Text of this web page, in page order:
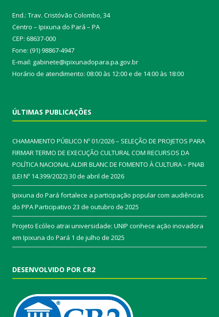
End.: Trav. Cristóvão Colombo, 34
Centro – Ipixuna do Pará – PA
CEP: 68637-000
Fone: (91) 98867-4947
E-mail: gabinete@ipixunadopara.pa.gov.br
Horário de atendimento: 08:00 às 12:00 e de 14:00 às 18:00
ÚLTIMAS PUBLICAÇÕES
CHAMAMENTO PÚBLICO Nº 01/2026 – SELEÇÃO DE PROJETOS PARA
FIRMAR TERMO DE EXECUÇÃO CULTURAL COM RECURSOS DA
POLÍTICA NACIONAL ALDIR BLANC DE FOMENTO À CULTURA – PNAB
(LEI Nº 14.399/2022)30 de abril de 2026
Ipixuna do Pará fortalece a participação popular com audiências
do PPA Participativo 23 de outubro de 2025
Projeto Ecóleo atrai universidade: UNIP conhece ação inovadora
em Ipixuna do Pará 1 de julho de 2025
DESENVOLVIDO POR CR2